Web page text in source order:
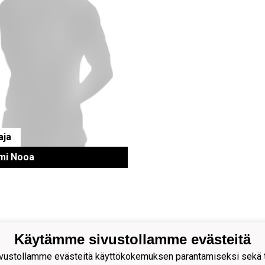
Nooa
Palloseura ry
Katu 1, 70620
Käytämme sivustollamme evästeitä
evästeitä käyttökokemuksen parantamiseksi sekä